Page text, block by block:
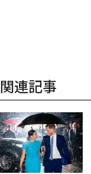
関連記事